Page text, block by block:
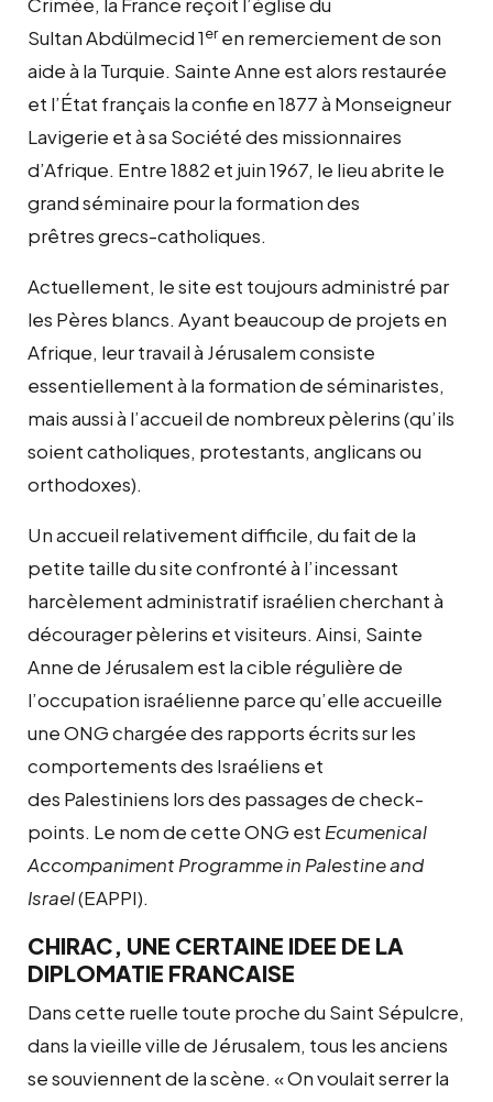
Sultan Abdülmecid 1eren remerciement de son
aide à la Turquie. Sainte Anne est alors restaurée
et l’État français la confie en 1877 à Monseigneur
Lavigerie et à sa Société des missionnaires
d’Afrique. Entre 1882 et juin 1967, le lieu abrite le
grand séminaire pour la formation des
prêtres grecs-catholiques.
Actuellement, le site est toujours administré par
les Pères blancs. Ayant beaucoup de projets en
Afrique, leur travail à Jérusalem consiste
essentiellement à la formation de séminaristes,
mais aussi à l’accueil de nombreux pèlerins (qu’ils
soient catholiques, protestants, anglicans ou
orthodoxes).
Un accueil relativement difficile, du fait de la
petite taille du site confronté à l’incessant
harcèlement administratif israélien cherchant à
décourager pèlerins et visiteurs. Ainsi, Sainte
Anne de Jérusalem est la cible régulière de
l’occupation israélienne parce qu’elle accueille
une ONG chargée des rapports écrits sur les
comportements des Israéliens et
des Palestiniens lors des passages de check-
points. Le nom de cette ONG est Ecumenical
Accompaniment Programme in Palestine and
Israel(EAPPI).
CHIRAC, UNE CERTAINE IDEE DE LA
DIPLOMATIE FRANCAISE
Dans cette ruelle toute proche du Saint Sépulcre,
dans la vieille ville de Jérusalem, tous les anciens
se souviennent de la scène. « On voulait serrer la